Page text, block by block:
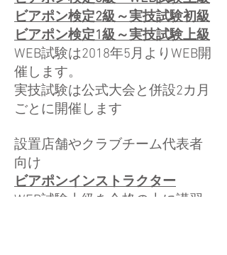
ビアポン検定2級～実技試験初級
ビアポン検定1級～実技試験上級
WEB試験は2018年5月よりWEB開
催します。
実技試験は公式大会と併設2カ月
ごとに開催します
設置店舗やクラブチーム代表者
向け
ビアポンインストラクター
WEB試験上級を合格の上に講習